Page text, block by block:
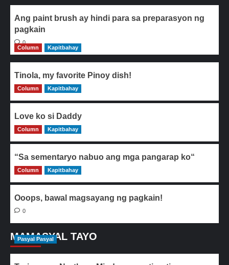
Ang paint brush ay hindi para sa preparasyon ng
pagkain
0
Column
Kapitbahay
Tinola, my favorite Pinoy dish!
0
Column Kapitbahay
Love ko si Daddy
0
Column Kapitbahay
“Sa sementaryo nabuo ang mga pangarap ko“
0
Column Kapitbahay
Ooops, bawal magsayang ng pagkain!
0
MAMASYAL TAYO
Pasyal Pasyal